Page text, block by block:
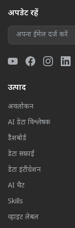
अपडेट रहें
उत्पाद
अवलोकन
AI डेटा विश्लेषक
डैशबोर्ड
डेटा सफ़ाई
डेटा इंटीग्रेशन
AI चैट
Skills
व्हाइट लेबल